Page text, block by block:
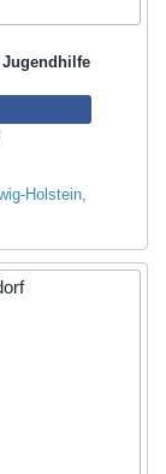
Jugendhilfe
Holstein,